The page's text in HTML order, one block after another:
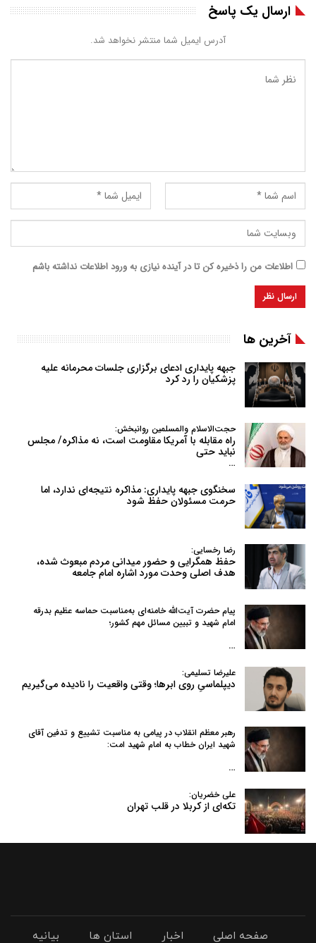
ارسال یک پاسخ
آدرس ایمیل شما منتشر نخواهد شد.
اطلاعات من را ذخیره کن تا در آینده نیازی به ورود اطلاعات نداشته باشم
آخرین ها
جبهه پایداری ادعای برگزاری جلسات محرمانه علیه
پزشکیان را رد کرد
حجت‌الاسلام والمسلمین روانبخش:
راه مقابله با آمریکا مقاومت است، نه مذاکره/ مجلس
نباید حتی
…
سخنگوی جبهه پایداری: مذاکره نتیجه‌ای ندارد، اما
حرمت مسئولان حفظ شود
رضا رخسایی:
حفظ همگرایی و حضور میدانی مردم مبعوث شده،
هدف اصلی وحدت مورد اشاره امام جامعه
پیام حضرت آیت‌الله خامنه‌ای به‌مناسبت حماسه عظیم بدرقه
امام شهید و تبیین مسائل مهم کشور؛
…
علیرضا تسلیمی:
دیپلماسیِ روی ابرها؛ وقتی واقعیت را نادیده می‌گیریم
رهبر معظم انقلاب در پیامی به‌ مناسبت تشییع و تدفین آقای
شهید ایران خطاب به امام شهید امت:
…
علی خضریان:
تکه‌ای از کربلا در قلب تهران
صفحه اصلی اخبار استان ها بیانیه